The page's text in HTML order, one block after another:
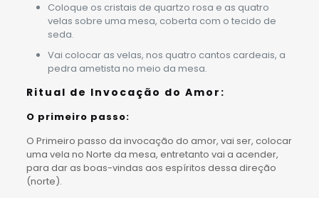
Coloque os cristais de quartzo rosa e as quatro
velas sobre uma mesa, coberta com o tecido de
seda.
Vai colocar as velas, nos quatro cantos cardeais, a
pedra ametista no meio da mesa.
Ritual de Invocação do Amor:
O primeiro passo:
O Primeiro passo da invocação do amor, vai ser, colocar
uma vela no Norte da mesa, entretanto vai a acender,
para dar as boas-vindas aos espíritos dessa direção
(norte).